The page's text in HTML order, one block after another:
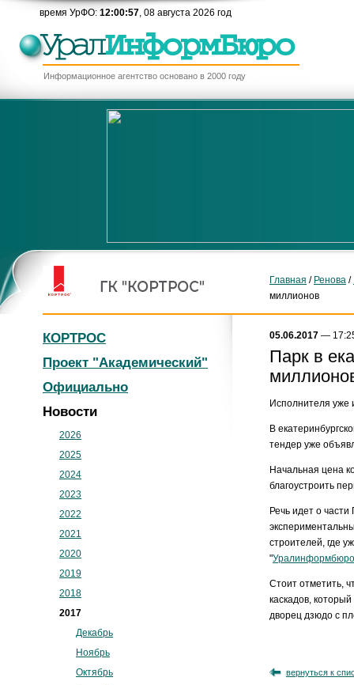
время УрФО: 12:00:57, 08 августа 2026 год
Информационное агентство основано в 2000 году
Главная / Ренова /
миллионов
КОРТРОС
Проект "Академический"
Официально
Новости
2026
2025
2024
2023
2022
2021
2020
2019
2018
2017
Декабрь
Ноябрь
Октябрь
05.06.2017 —
Парк в
Исполнителя уже
В
тендер уже
Начальная цена
благоустроить
Речь идет о
строителей, где
"Уралинформбюро
Стоит отметить,
каскадов,
дворец дзюдо с
вернуться к